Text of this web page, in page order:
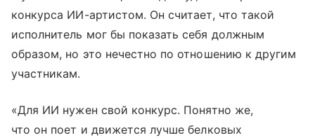
конкурса ИИ-артистом. Он считает, что такой
исполнитель мог бы показать себя должным
образом, но это нечестно по отношению к другим
участникам.
«Для ИИ нужен свой конкурс. Понятно же,
что он поет и движется лучше белковых